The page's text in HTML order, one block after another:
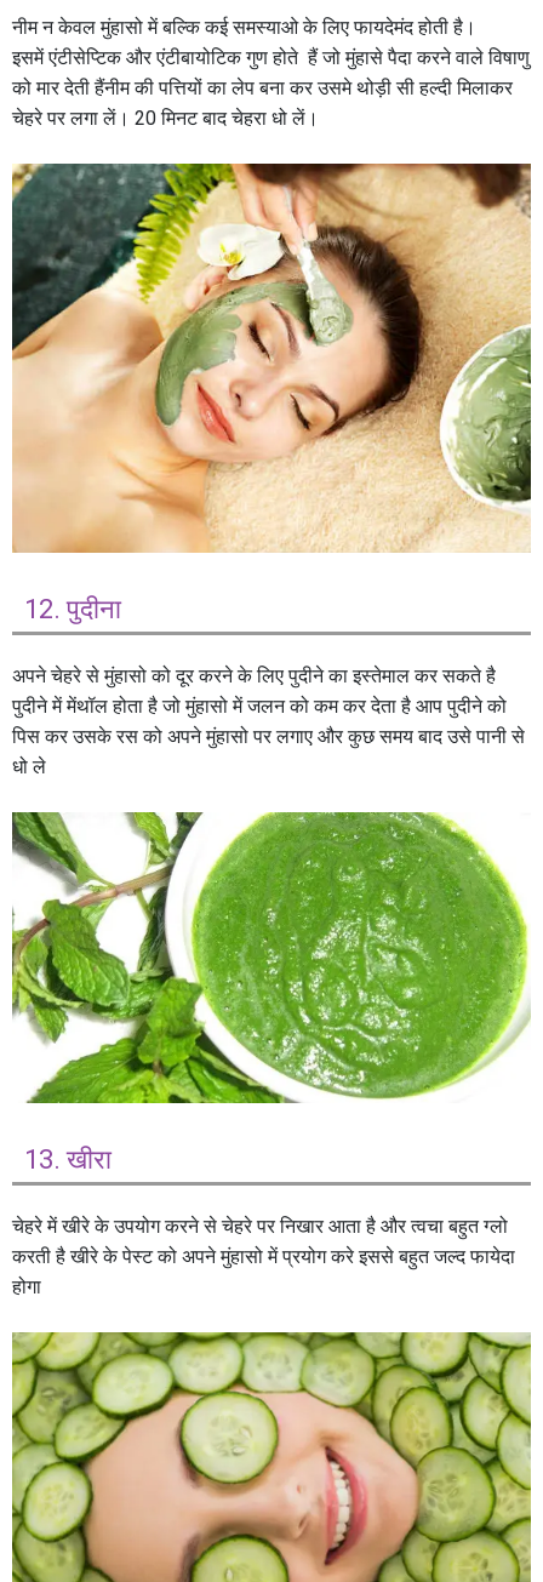
नीम न केवल मुंहासो में बल्कि कई समस्याओ के लिए फायदेमंद होती है।
इसमें एंटीसेप्टिक और एंटीबायोटिक गुण होते हैं जो मुंहासे पैदा करने वाले विषाणु
को मार देती हैंनीम की पत्तियों का लेप बना कर उसमे थोड़ी सी हल्दी मिलाकर
चेहरे पर लगा लें। 20 मिनट बाद चेहरा धो लें।
12. पुदीना
अपने चेहरे से मुंहासो को दूर करने के लिए पुदीने का इस्तेमाल कर सकते है
पुदीने में मेंथॉल होता है जो मुंहासो में जलन को कम कर देता है आप पुदीने को
पिस कर उसके रस को अपने मुंहासो पर लगाए और कुछ समय बाद उसे पानी से
धो ले
13. खीरा
चेहरे में खीरे के उपयोग करने से चेहरे पर निखार आता है और त्वचा बहुत ग्लो
करती है खीरे के पेस्ट को अपने मुंहासो में प्रयोग करे इससे बहुत जल्द फायेदा
होगा